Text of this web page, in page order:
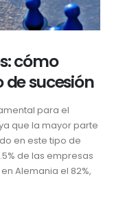
cómo
sucesión
para el
que la mayor parte
en este tipo de
de las empresas
Alemania el 82%,